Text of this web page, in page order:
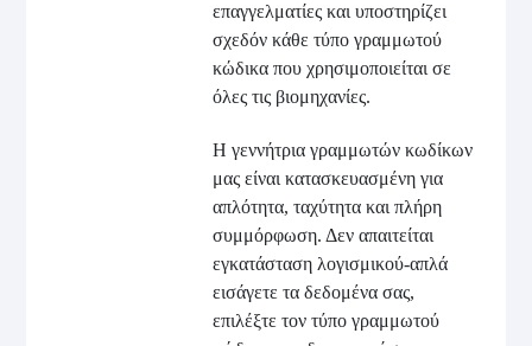
επαγγελματίες και υποστηρίζει
σχεδόν κάθε τύπο γραμμωτού
κώδικα που χρησιμοποιείται σε
όλες τις βιομηχανίες.
Η γεννήτρια γραμμωτών κωδίκων
μας είναι κατασκευασμένη για
απλότητα, ταχύτητα και πλήρη
συμμόρφωση. Δεν απαιτείται
εγκατάσταση λογισμικού-απλά
εισάγετε τα δεδομένα σας,
επιλέξτε τον τύπο γραμμωτού